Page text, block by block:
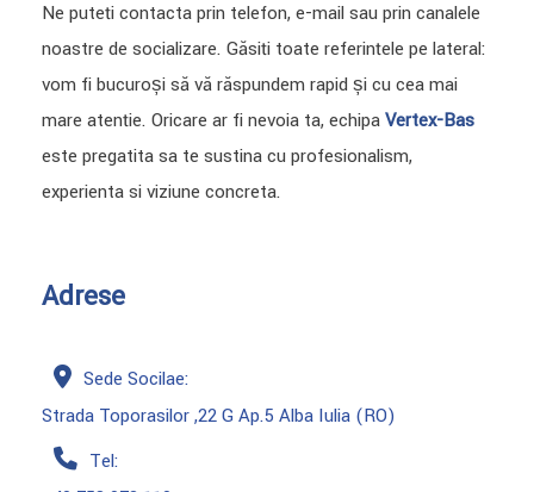
Ne puteți contacta prin telefon, e-mail sau prin canalele
noastre de socializare. Găsiți toate referințele pe lateral:
vom fi bucuroși să vă răspundem rapid și cu cea mai
mare atenție. Oricare ar fi nevoia ta, echipaVertex-Bas
este pregatita sa te sustina cu profesionalism,
experienta si viziune concreta.
Adrese
Sede Socilae:
Strada Toporasilor ,22 G Ap.5 Alba Iulia (RO)
Tel: